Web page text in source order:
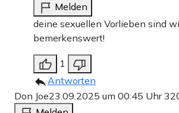
Melden
deine sexuellen Vorlieben sind
bemerkenswert!
1
Antworten
Don Joe23.09.2025 um 00:45 Uhr